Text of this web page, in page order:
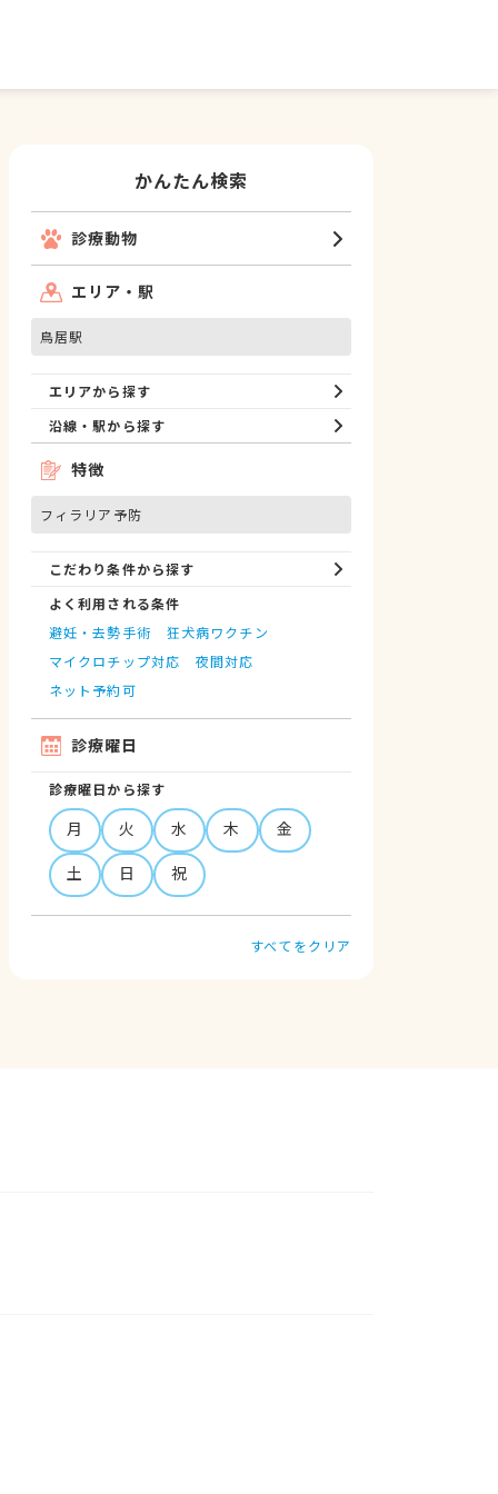
かんたん検索
診療動物
エリア・駅
鳥居駅
エリアから探す
沿線・駅から探す
特徴
フィラリア予防
こだわり条件から探す
よく利用される条件
避妊・去勢手術
狂犬病ワクチン
マイクロチップ対応
夜間対応
ネット予約可
診療曜日
診療曜日から探す
月 火 水 木
金
土
日 祝
すべてをクリア